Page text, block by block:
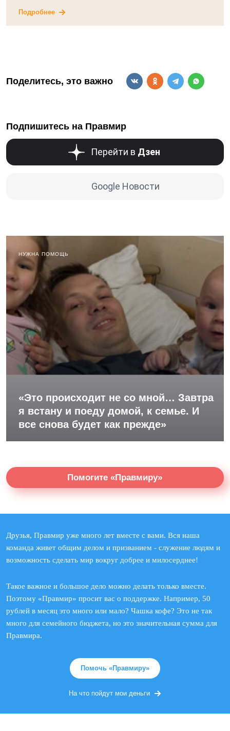
Подробнее
Поделитесь, это важно
Подпишитесь на Правмир
Перейти в Дзен
Google Новости
НУЖНА ПОМОЩЬ
«Это происходит не со мной… Завтра
я встану и поеду домой, к семье. И
все снова будет как прежде»
Помогите «Правмиру»
Друзья, Правмир уже много лет вместе с вами. Вся наша
команда живет общим делом и призванием - служение людям и
возможность сделать мир вокруг добрее и милосерднее!
Такое важное и большое дело можно делать только вместе.
Поэтому «Правмир» просит вас о поддержке. Например, 50
рублей в месяц это много или мало? Чашка кофе? Это не так
много для семейного бюджета, но это значительная сумма для
Правмира.
Помочь «Правмиру»
На что пойдут мои деньги